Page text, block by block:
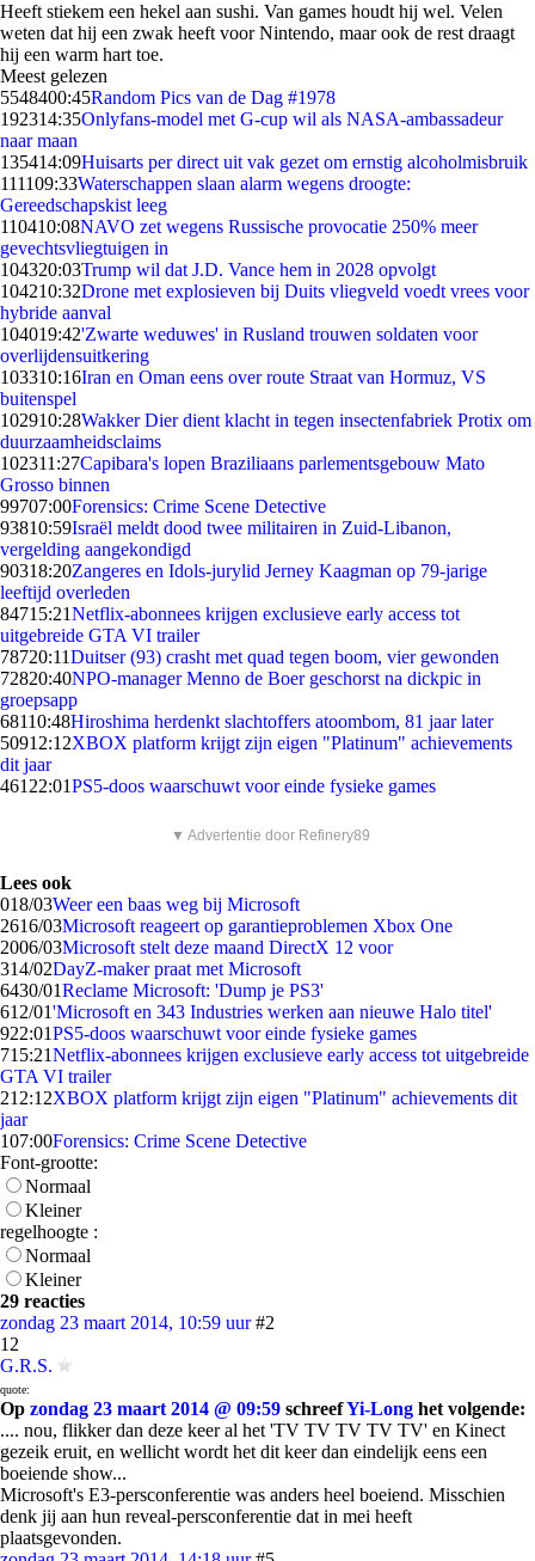
Heeft stiekem een hekel aan sushi. Van games houdt hij wel. Velen
weten dat hij een zwak heeft voor Nintendo, maar ook de rest draagt
hij een warm hart toe.
Meest gelezen
5548400:45Random Pics van de Dag #1978
192314:35Onlyfans-model met G-cup wil als NASA-ambassadeur
naar maan
135414:09Huisarts per direct uit vak gezet om ernstig alcoholmisbruik
111109:33Waterschappen slaan alarm wegens droogte:
Gereedschapskist leeg
110410:08NAVO zet wegens Russische provocatie 250% meer
gevechtsvliegtuigen in
104320:03Trump wil dat J.D. Vance hem in 2028 opvolgt
104210:32Drone met explosieven bij Duits vliegveld voedt vrees voor
hybride aanval
104019:42'Zwarte weduwes' in Rusland trouwen soldaten voor
overlijdensuitkering
103310:16Iran en Oman eens over route Straat van Hormuz, VS
buitenspel
102910:28Wakker Dier dient klacht in tegen insectenfabriek Protix om
duurzaamheidsclaims
102311:27Capibara's lopen Braziliaans parlementsgebouw Mato
Grosso binnen
99707:00Forensics: Crime Scene Detective
93810:59Israël meldt dood twee militairen in Zuid-Libanon,
vergelding aangekondigd
90318:20Zangeres en Idols-jurylid Jerney Kaagman op 79-jarige
leeftijd overleden
84715:21Netflix-abonnees krijgen exclusieve early access tot
uitgebreide GTA VI trailer
78720:11Duitser (93) crasht met quad tegen boom, vier gewonden
72820:40NPO-manager Menno de Boer geschorst na dickpic in
groepsapp
68110:48Hiroshima herdenkt slachtoffers atoombom, 81 jaar later
50912:12XBOX platform krijgt zijn eigen "Platinum" achievements
dit jaar
461 22:01PS5-doos waarschuwt voor einde fysieke games
▼ Advertentie door Refinery89
Lees ook
018/03Weer een baas weg bij Microsoft
2616/03Microsoft reageert op garantieproblemen Xbox One
2006/03Microsoft stelt deze maand DirectX 12 voor
314/02DayZ-maker praat met Microsoft
6430/01Reclame Microsoft: 'Dump je PS3'
612/01'Microsoft en 343 Industries werken aan nieuwe Halo titel'
922:01PS5-doos waarschuwt voor einde fysieke games
715:21Netflix-abonnees krijgen exclusieve early access tot uitgebreide
GTA VI trailer
212:12XBOX platform krijgt zijn eigen "Platinum" achievements dit
jaar
107:00Forensics: Crime Scene Detective
Font-grootte:
Normaal
Kleiner
regelhoogte :
Normaal
Kleiner
29 reacties
zondag 23 maart 2014, 10:59 uur #2
12
G.R.S.
quote:
Op zondag 23 maart 2014 @ 09:59 schreefYi-Long het volgende:
.... nou, flikker dan deze keer al het 'TV TV TV TV TV' en Kinect
gezeik eruit, en wellicht wordt het dit keer dan eindelijk eens een
boeiende show...
Microsoft's E3-persconferentie was anders heel boeiend. Misschien
denk jij aan hun reveal-persconferentie dat in mei heeft
plaatsgevonden.